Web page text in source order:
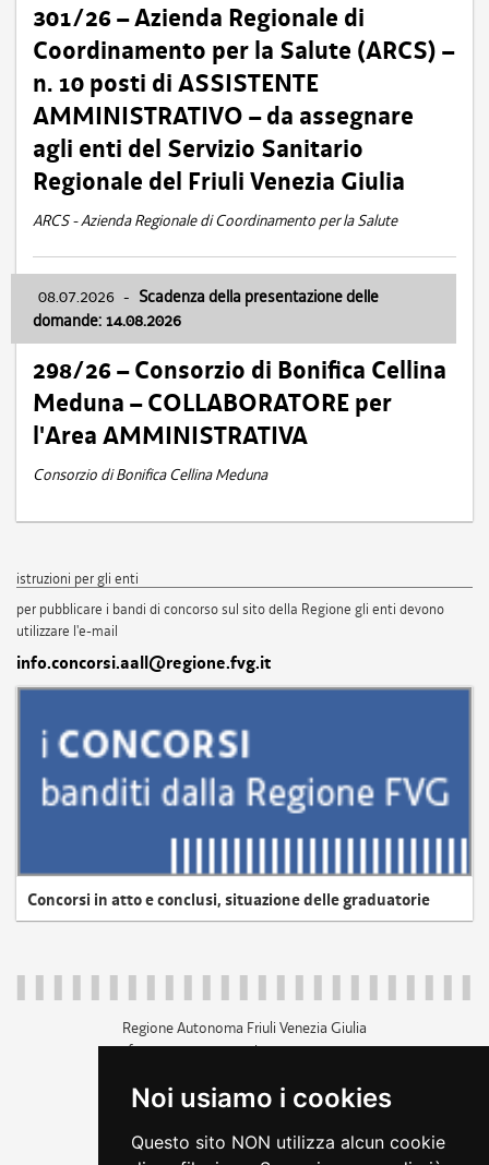
Noi usiamo i cookies
Questo sito NON utilizza alcun cookie
301/26 – Azienda Regionale di
Coordinamento per la Salute (ARCS) –
n. 10 posti di ASSISTENTE
AMMINISTRATIVO – da assegnare
agli enti del Servizio Sanitario
Regionale del Friuli Venezia Giulia
ARCS - Azienda Regionale di Coordinamento per la Salute
08.07.2026 - Scadenza della presentazione delle
domande: 14.08.2026
298/26 – Consorzio di Bonifica Cellina
Meduna – COLLABORATORE per
l'Area AMMINISTRATIVA
Consorzio di Bonifica Cellina Meduna
istruzioni per gli enti
per pubblicare i bandi di concorso sul sito della Regione gli enti devono
utilizzare l'e-mail
info.concorsi.aall@regione.fvg.it
Concorsi in atto e conclusi, situazione delle graduatorie
Regione Autonoma Friuli Venezia Giulia
c.f. 80014930327; p.iva 00526040324
+39 040 3771111